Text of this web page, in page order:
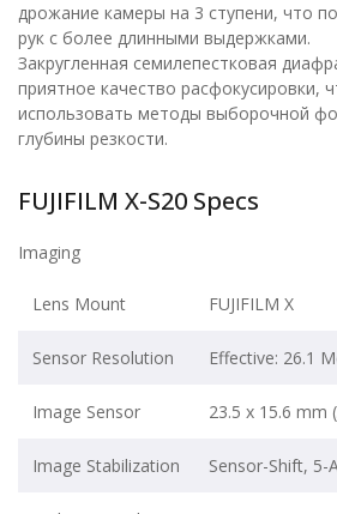
дрожание камеры на 3 ступени, что
рук с более длинными выдержками.
Закругленная семилепестковая
приятное качество расфокусировки,
использовать методы выборочной
глубины резкости.
FUJIFILM X-S20 Specs
Imaging
Lens Mount FUJIFILM X
Sensor Resolution Effective: 26.1
Image Sensor 23.5 x 15.6 mm
Image Stabilization Sensor-Shift, 5-